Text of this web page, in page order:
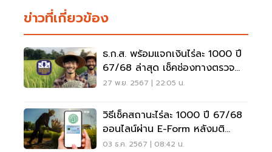
ข่าวที่เกี่ยวข้อง
ธ.ก.ส. พร้อมแจกเงินไร่ละ 1000 ปี
67/68 ล่าสุด เช็คช่องทางตรวจ
สอบสิทธิ
27 พ.ย. 2567 | 22:05 น.
วิธีเช็คสถานะไร่ละ 1000 ปี 67/68
ออนไลน์ผ่าน E-Form หลังมติ
ครม.ไฟเขียว
03 ธ.ค. 2567 | 08:42 น.